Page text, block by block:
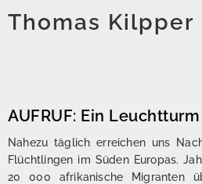
Thomas Kilpper
Zum
Inhalt
AUFRUF: Ein
Nahezu täglich erreichen uns
Flüchtlingen im Süden Europas.
20 000 afrikanische Migranten